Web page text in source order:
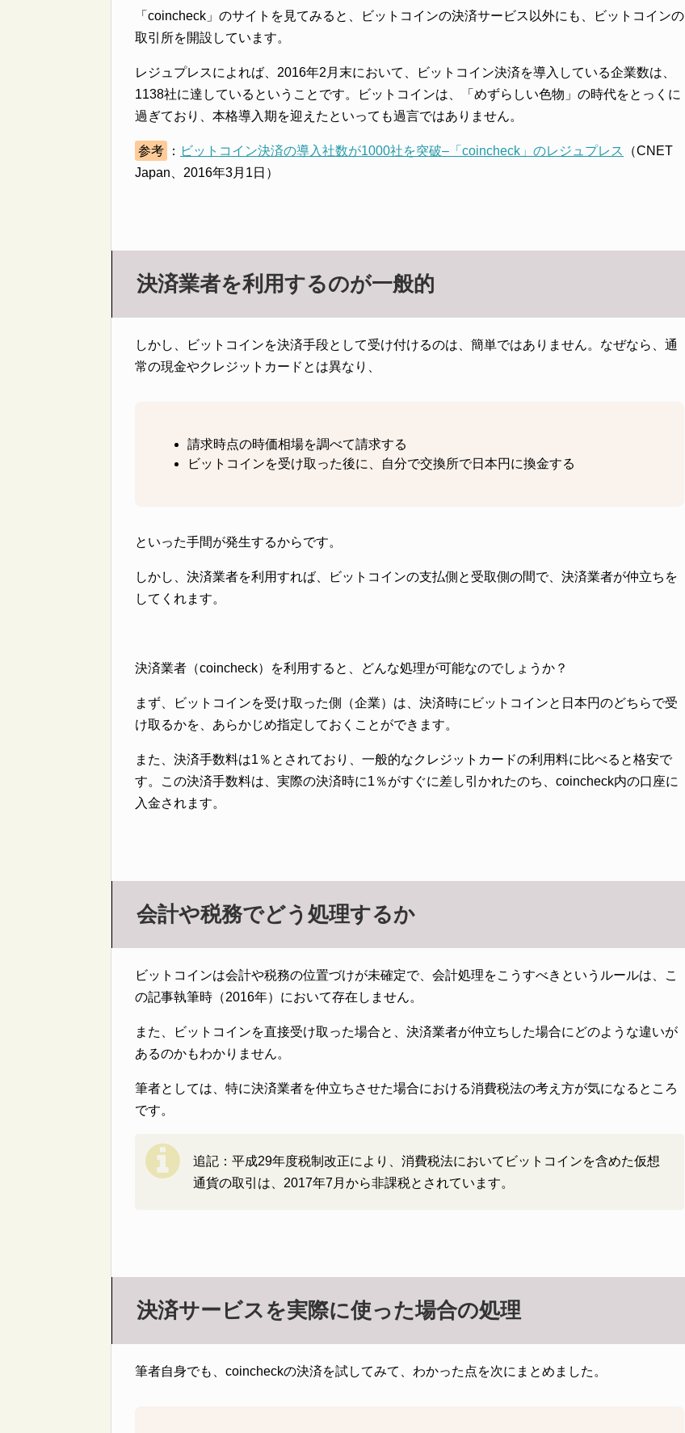
「coincheck」のサイトを見てみると、ビットコインの決済サービス以外にも、ビットコインの
取引所を開設しています。
レジュプレスによれば、2016年2月末において、ビットコイン決済を導入している企業数は、
1138社に達しているということです。ビットコインは、「めずらしい色物」の時代をとっくに
過ぎており、本格導入期を迎えたといっても過言ではありません。
参考 ： ビットコイン決済の導入社数が1000社を突破–「coincheck」のレジュプレス
（CNET
Japan、2016年3月1日）
決済業者を利用するのが一般的
しかし、ビットコインを決済手段として受け付けるのは、簡単ではありません。なぜなら、通
常の現金やクレジットカードとは異なり、
請求時点の時価相場を調べて請求する
ビットコインを受け取った後に、自分で交換所で日本円に換金する
といった手間が発生するからです。
しかし、決済業者を利用すれば、ビットコインの支払側と受取側の間で、決済業者が仲立ちを
してくれます。
決済業者（coincheck）を利用すると、どんな処理が可能なのでしょうか？
まず、ビットコインを受け取った側（企業）は、決済時にビットコインと日本円のどちらで受
け取るかを、あらかじめ指定しておくことができます。
また、決済手数料は1％とされており、一般的なクレジットカードの利用料に比べると格安で
す。この決済手数料は、実際の決済時に1％がすぐに差し引かれたのち、coincheck内の口座に
入金されます。
会計や税務でどう処理するか
ビットコインは会計や税務の位置づけが未確定で、会計処理をこうすべきというルールは、こ
の記事執筆時（2016年）において存在しません。
また、ビットコインを直接受け取った場合と、決済業者が仲立ちした場合にどのような違いが
あるのかもわかりません。
筆者としては、特に決済業者を仲立ちさせた場合における消費税法の考え方が気になるところ
です。
追記：平成29年度税制改正により、消費税法においてビットコインを含めた仮想
通貨の取引は、2017年7月から非課税とされています。
決済サービスを実際に使った場合の処理
筆者自身でも、coincheckの決済を試してみて、わかった点を次にまとめました。